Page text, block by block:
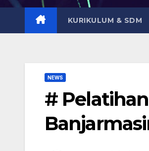
KURIKULUM & SDM
NEWS
#